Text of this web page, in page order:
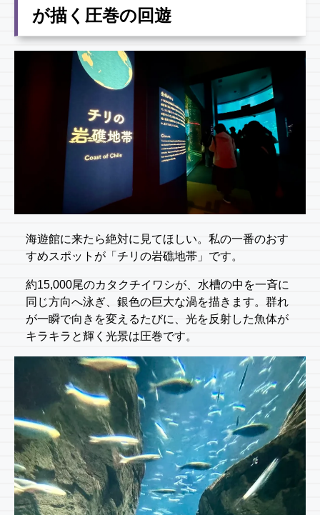
が描く圧巻の回遊
海遊館に来たら絶対に見てほしい。私の一番のおす
すめスポットが「チリの岩礁地帯」です。
約15,000尾のカタクチイワシが、水槽の中を一斉に
同じ方向へ泳ぎ、銀色の巨大な渦を描きます。群れ
が一瞬で向きを変えるたびに、光を反射した魚体が
キラキラと輝く光景は圧巻です。